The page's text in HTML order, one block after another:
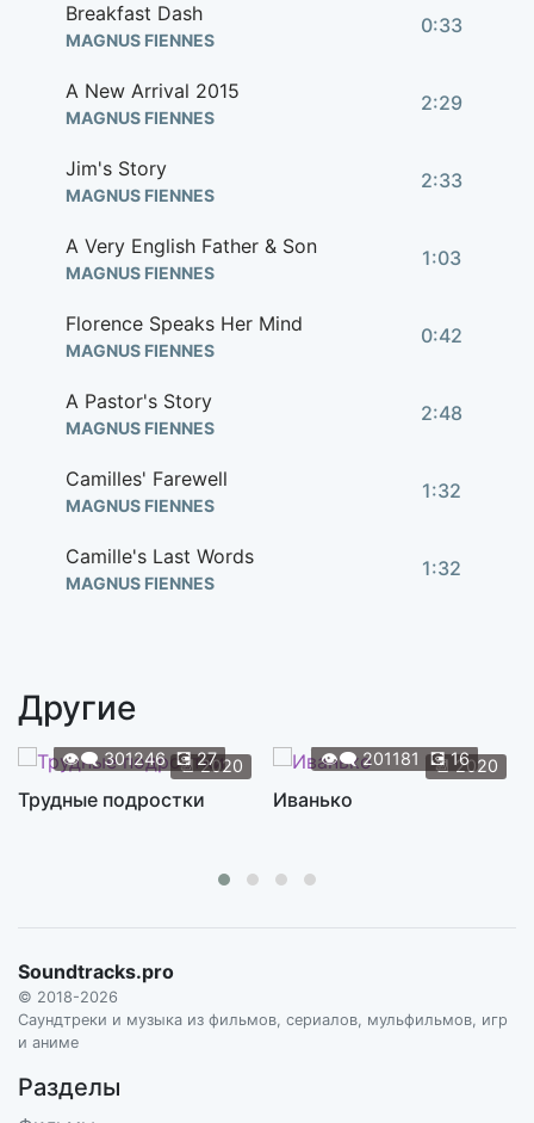
Breakfast Dash
MAGNUS FIENNES
0:33
A New Arrival 2015
MAGNUS FIENNES
2:29
Jim's Story
MAGNUS FIENNES
2:33
A Very English Father & Son
MAGNUS FIENNES
1:03
Florence Speaks Her Mind
MAGNUS FIENNES
0:42
A Pastor's Story
MAGNUS FIENNES
2:48
Camilles' Farewell
MAGNUS FIENNES
1:32
Camille's Last Words
MAGNUS FIENNES
1:32
Teresa's Story
MAGNUS FIENNES
MAGNUS FIENNES
Closing In
MAGNUS FIENNES
Before Murder
Другие
📆 2020
👁️‍🗨️301246 💽27
Трудные подростки
📆 2020
👁️‍🗨️201181 💽16
Иванько
Soundtracks.pro
© 2018-2026
Саундтреки и музыка из фильмов, сериалов, мульфильмов, игр
и аниме
Разделы